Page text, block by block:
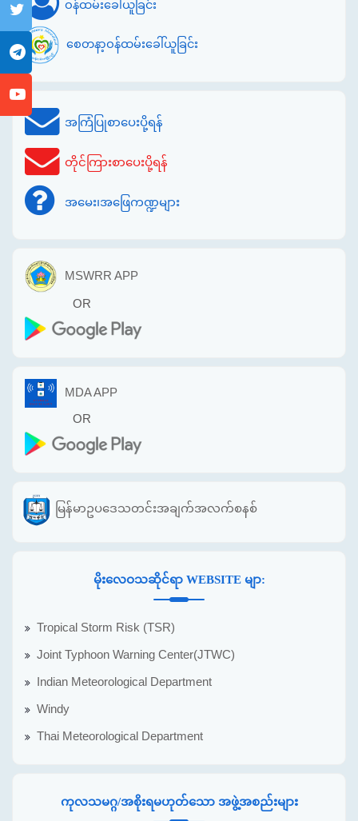
ဝန်ထမ်းခေါ်ယူခြင်း
စေတနာ့ဝန်ထမ်းခေါ်ယူခြင်း
အကြံပြုစာပေးပို့ရန်
တိုင်ကြားစာပေးပို့ရန်
အမေး၊အဖြေကဏ္ဍများ
MSWRR APP
OR
MDA APP
OR
မြန်မာဥပဒေသတင်းအချက်အလက်စနစ်
မိုးလေဝသဆိုင်ရာ WEBSITE မျာ:
Tropical Storm Risk (TSR)
Joint Typhoon Warning Center(JTWC)
Indian Meteorological Department
Windy
Thai Meteorological Department
ကုလသမဂ္ဂ/အစိုးရမဟုတ်သော အဖွဲ့အစည်းများ